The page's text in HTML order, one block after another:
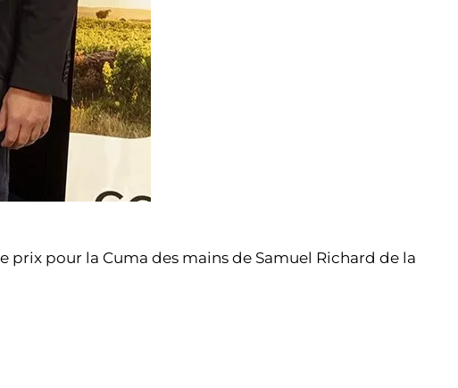
prix pour la Cuma des mains de Samuel Richard de la